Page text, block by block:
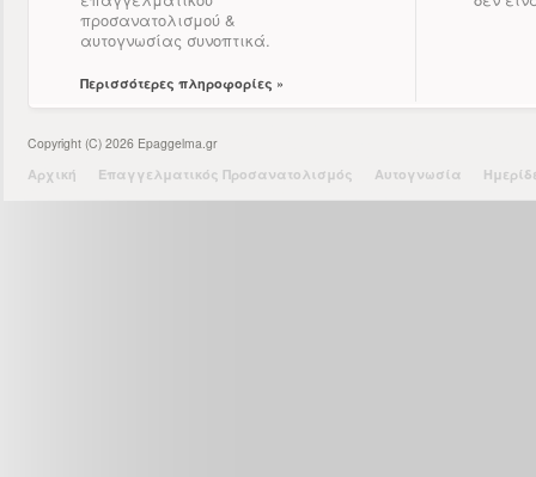
προσανατολισμού &
αυτογνωσίας συνοπτικά.
Περισσότερες πληροφορίες »
Copyright (C) 2026 Epaggelma.gr
Αρχική
Επαγγελματικός Προσανατολισμός Αυτογνωσία